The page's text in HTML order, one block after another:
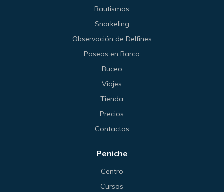
Bautismos
Snorkeling
Observación de Delfines
Paseos en Barco
Buceo
Viajes
Tienda
Precios
Contactos
Peniche
Centro
Cursos